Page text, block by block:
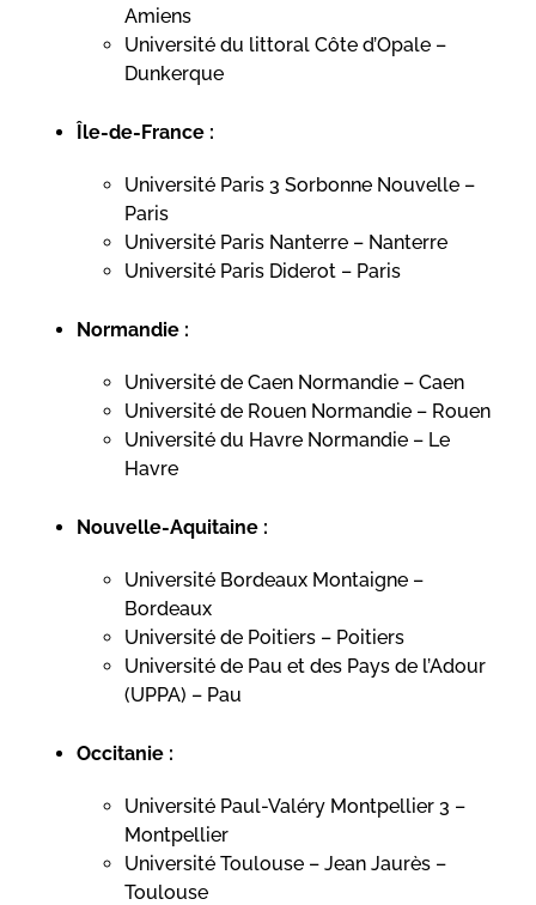
Amiens
Université du littoral Côte d’Opale –
Dunkerque
Île-de-France :
Université Paris 3 Sorbonne Nouvelle –
Paris
Université Paris Nanterre – Nanterre
Université Paris Diderot – Paris
Normandie :
Université de Caen Normandie – Caen
Université de Rouen Normandie – Rouen
Université du Havre Normandie – Le
Havre
Nouvelle-Aquitaine :
Université Bordeaux Montaigne –
Bordeaux
Université de Poitiers – Poitiers
Université de Pau et des Pays de l’Adour
(UPPA) – Pau
Occitanie :
Université Paul-Valéry Montpellier 3 –
Montpellier
Université Toulouse – Jean Jaurès –
Toulouse